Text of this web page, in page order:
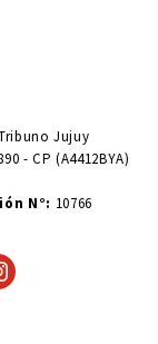
Jujuy
- CP (A4412BYA)
N°: 10766